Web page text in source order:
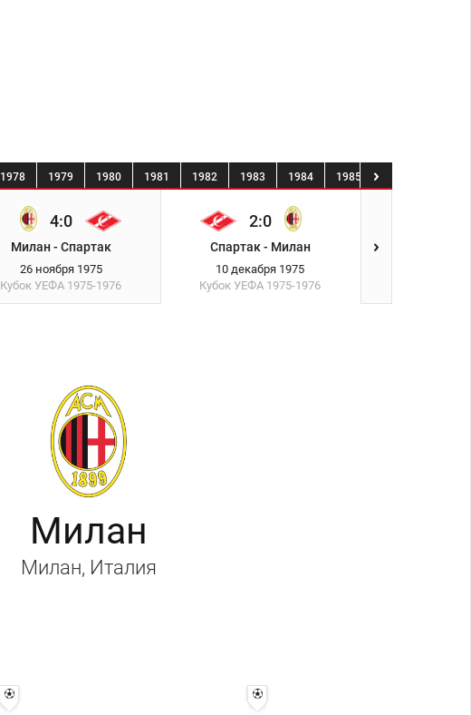
1978 1979 1980 1981 1982 1983 1984 1985
4:0
Милан - Спартак
26 ноября 1975
Кубок УЕФА 1975-1976
2:0
Спартак - Милан
10 декабря 1975
Кубок УЕФА 1975-1976
Милан
Милан, Италия